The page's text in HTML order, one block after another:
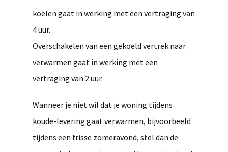
koelen gaat in werking met een vertraging van
4 uur.
Overschakelen van een gekoeld vertrek naar
verwarmen gaat in werking met een
vertraging van 2 uur.
Wanneer je niet wil dat je woning tijdens
koude-levering gaat verwarmen, bijvoorbeeld
tijdens een frisse zomeravond, stel dan de